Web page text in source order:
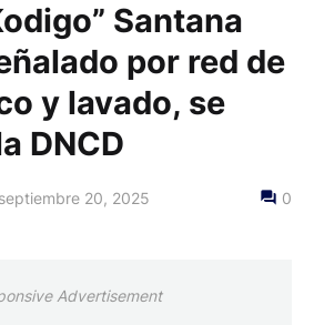
Santana
por red de
y lavado, se
DNCD
septiembre 20, 2025 0
Advertisement